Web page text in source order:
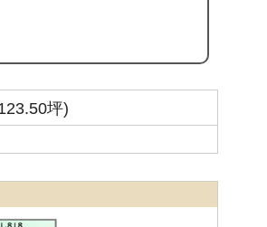
坪)